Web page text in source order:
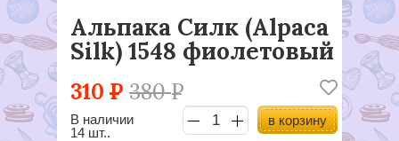
Альпака Силк (Alpaca
Silk) 1548 фиолетовый
310 Р 380Р
В наличии
14 шт..
в корзину